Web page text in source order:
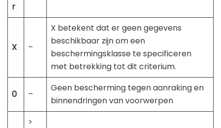
r
X –
X betekent dat er geen gegevens
beschikbaar zijn om een ​​
beschermingsklasse te specificeren
met betrekking tot dit criterium.
0 –
Geen bescherming tegen aanraking en
binnendringen van voorwerpen
>